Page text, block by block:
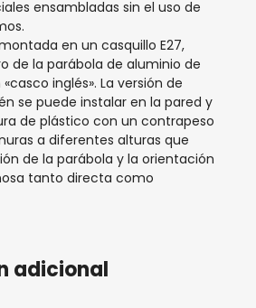
ensambladas sin el uso de
en un casquillo E27,
de la parábola de aluminio de
inglés». La versión de
se puede instalar en la pared y
de plástico con un contrapeso
a diferentes alturas que
de la parábola y la orientación
tanto directa como
adicional